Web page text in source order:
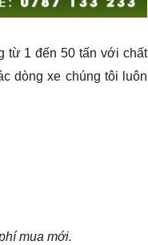
từ 1 đến 50 tấn với chất
dòng xe chúng tôi luôn
mua mới.